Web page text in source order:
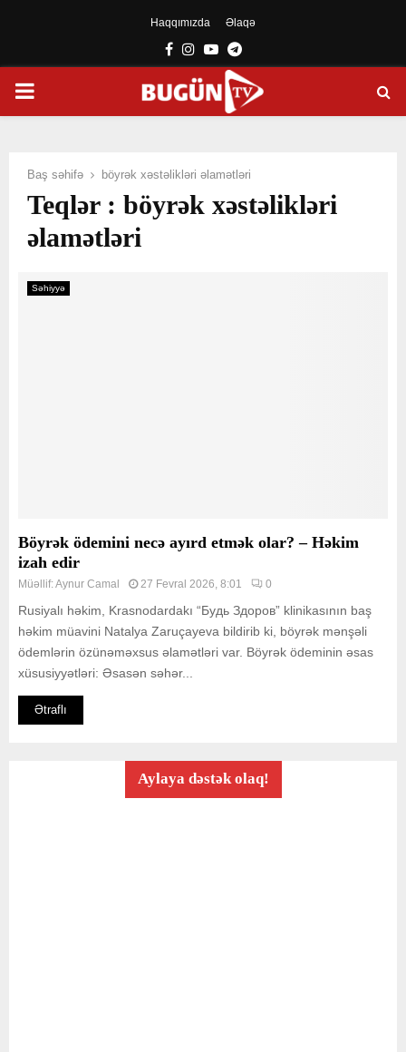
Haqqımızda Əlaqə
Facebook
Instagram
YoutubeTelegram
PRIMARY
Baş səhifə böyrək xəstəlikləri əlamətləri
Teqlər : böyrək xəstəlikləri
əlamətləri
Səhiyyə
Böyrək ödemini necə ayırd etmək olar? – Həkim
izah edir
Müəllif:Aynur Camal 27 Fevral 2026, 8:01 0
Rusiyalı həkim, Krasnodardakı “Будь Здоров” klinikasının baş
həkim müavini Natalya Zaruçayeva bildirib ki, böyrək mənşəli
ödemlərin özünəməxsus əlamətləri var. Böyrək ödeminin əsas
xüsusiyyətləri: Əsasən səhər...
Ətraflı
Aylaya dəstək olaq!